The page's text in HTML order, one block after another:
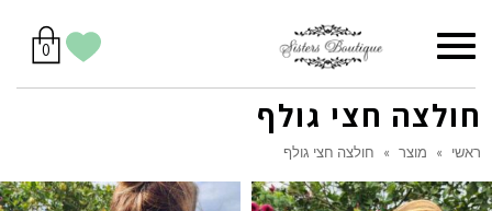
יש
לך
0מוצרים
בסל
הווישליסט
תפריט
חולצה חצי גולף
ראשי » מוצר » חולצה חצי גולף